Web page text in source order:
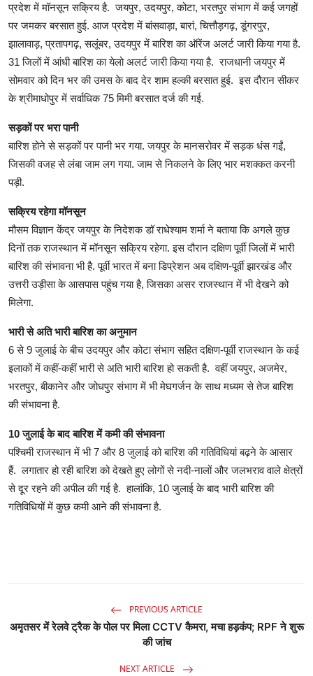
प्रदेश में मॉनसून सक्रिय है. जयपुर, उदयपुर, कोटा, भरतपुर संभाग में कई जगहों
पर जमकर बरसात हुई. आज प्रदेश में बांसवाड़ा, बारां, चित्तौड़गढ़, डूंगरपुर,
झालावाड़, प्रतापगढ़, सलूंबर, उदयपुर में बारिश का ऑरेंज अलर्ट जारी किया गया है.
31 जिलों में आंधी बारिश का येलो अलर्ट जारी किया गया है. राजधानी जयपुर में
सोमवार को दिन भर की उमस के बाद देर शाम हल्की बरसात हुई. इस दौरान सीकर
के श्रीमाधोपुर में सर्वाधिक 75 मिमी बरसात दर्ज की गई.
सड़कों पर भरा पानी
बार‍िश होने से सड़कों पर पानी भर गया. जयपुर के मानसरोवर में सड़क धंस गईं,
ज‍िसकी वजह से लंबा जाम लग गया. जाम से न‍िकलने के ल‍िए भार मशक्‍कत करनी
पड़ी.
सक्रिय रहेगा मॉनसून
मौसम विज्ञान केंद्र जयपुर के निदेशक डॉ राधेश्याम शर्मा ने बताया कि अगले कुछ
दिनों तक राजस्थान में मॉनसून सक्रिय रहेगा. इस दौरान दक्षिण पूर्वी जिलों में भारी
बारिश की संभावना भी है. पूर्वी भारत में बना डिप्रेशन अब दक्षिण-पूर्वी झारखंड और
उत्तरी उड़ीसा के आसपास पहुंच गया है, जिसका असर राजस्थान में भी देखने को
मिलेगा.
भारी से अति भारी बारिश का अनुमान
6 से 9 जुलाई के बीच उदयपुर और कोटा संभाग सहित दक्षिण-पूर्वी राजस्थान के कई
इलाकों में कहीं-कहीं भारी से अति भारी बारिश हो सकती है. वहीं जयपुर, अजमेर,
भरतपुर, बीकानेर और जोधपुर संभाग में भी मेघगर्जन के साथ मध्यम से तेज बारिश
की संभावना है.
10 जुलाई के बाद बारिश में कमी की संभावना
पश्चिमी राजस्थान में भी 7 और 8 जुलाई को बारिश की गतिविधियां बढ़ने के आसार
हैं. लगातार हो रही बारिश को देखते हुए लोगों से नदी-नालों और जलभराव वाले क्षेत्रों
से दूर रहने की अपील की गई है. हालांकि, 10 जुलाई के बाद भारी बारिश की
गतिविधियों में कुछ कमी आने की संभावना है.
PREVIOUS ARTICLE
अमृतसर में रेलवे ट्रैक के पोल पर मिला CCTV कैमरा, मचा हड़कंप; RPF ने शुरू
की जांच
NEXT ARTICLE